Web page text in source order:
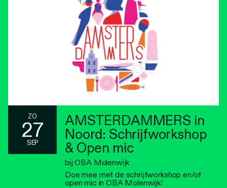
ZO
27
SEP
AMSTERDAMMERS in
Noord: Schrijfworkshop
& Open mic
bij OBA Molenwijk
Doe mee met de schrijfworkshop en/of
open mic in OBA Molenwijk!